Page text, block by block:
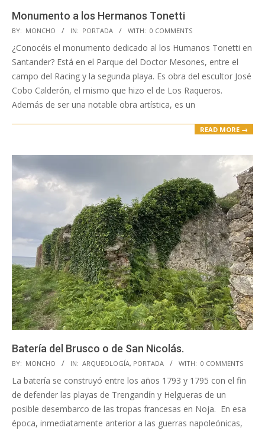
Monumento a los Hermanos Tonetti
2023-
05-
16
BY: MONCHO IN: PORTADA WITH: 0 COMMENTS
¿Conocéis el monumento dedicado al los Humanos Tonetti en
Santander? Está en el Parque del Doctor Mesones, entre el
campo del Racing y la segunda playa. Es obra del escultor José
Cobo Calderón, el mismo que hizo el de Los Raqueros.
Además de ser una notable obra artística, es un
READ MORE →
Batería del Brusco o de San Nicolás.
2023-
05-
15
BY: MONCHO IN: ARQUEOLOGÍA, PORTADA WITH: 0 COMMENTS
La batería se construyó entre los años 1793 y 1795 con el fin
de defender las playas de Trengandín y Helgueras de un
posible desembarco de las tropas francesas en Noja. En esa
época, inmediatamente anterior a las guerras napoleónicas,